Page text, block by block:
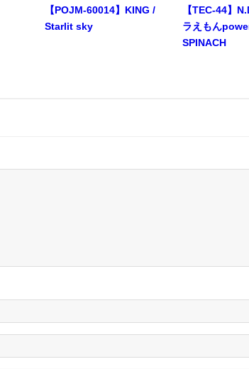
【POJM-60014】KING /
Starlit sky
【TEC-44】
ラえもん
SPINACH